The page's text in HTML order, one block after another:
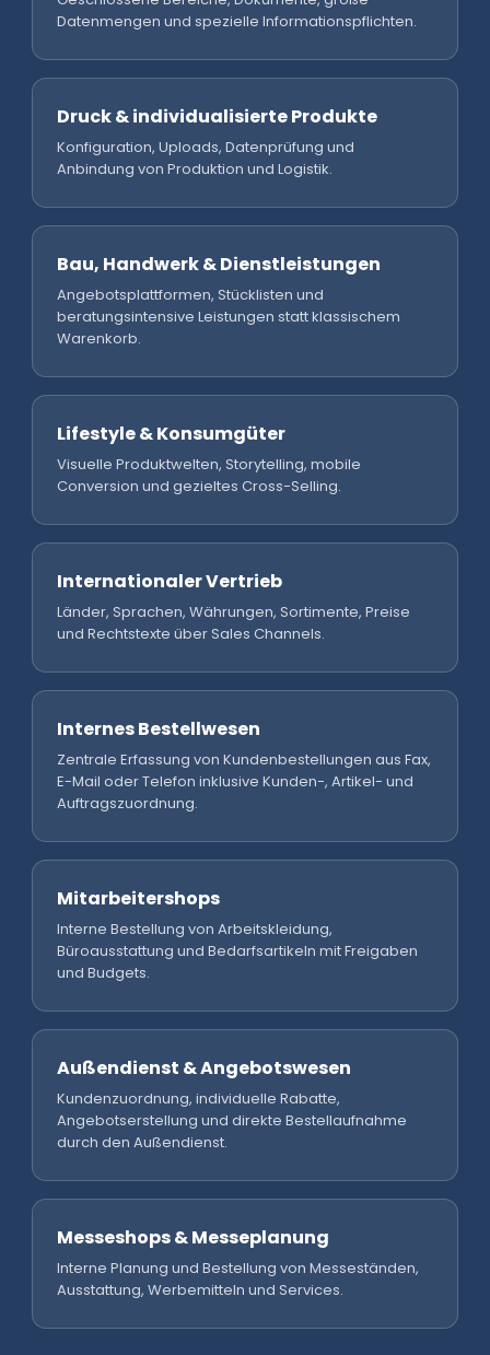
Datenmengen und spezielle Informationspflichten.
Druck & individualisierte Produkte
Konfiguration, Uploads, Datenprüfung und
Anbindung von Produktion und Logistik.
Bau, Handwerk & Dienstleistungen
Angebotsplattformen, Stücklisten und
beratungsintensive Leistungen statt klassischem
Warenkorb.
Lifestyle & Konsumgüter
Visuelle Produktwelten, Storytelling, mobile
Conversion und gezieltes Cross-Selling.
Internationaler Vertrieb
Länder, Sprachen, Währungen, Sortimente, Preise
und Rechtstexte über Sales Channels.
Internes Bestellwesen
Zentrale Erfassung von Kundenbestellungen aus Fax,
E-Mail oder Telefon inklusive Kunden-, Artikel- und
Auftragszuordnung.
Mitarbeitershops
Interne Bestellung von Arbeitskleidung,
Büroausstattung und Bedarfsartikeln mit Freigaben
und Budgets.
Außendienst & Angebotswesen
Kundenzuordnung, individuelle Rabatte,
Angebotserstellung und direkte Bestellaufnahme
durch den Außendienst.
Messeshops & Messeplanung
Interne Planung und Bestellung von Messeständen,
Ausstattung, Werbemitteln und Services.